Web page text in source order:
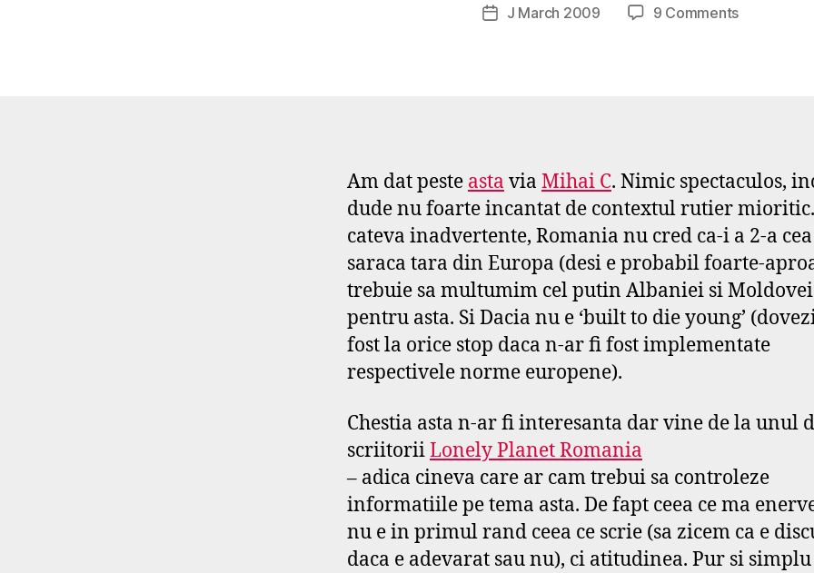
Post
author
d
PostJ March 2009 9 Commentson
Am dat peste asta via Mihai C. Nimic spectaculos,
dude nu foarte incantat de contextul rutier
cateva inadvertente, Romania nu cred ca-i a 2-a
saraca tara din Europa (desi e probabil foarte-
trebuie sa multumim cel putin Albaniei si Moldovei
pentru asta. Si Dacia nu e ‘built to die young’
fost la orice stop daca n-ar fi fost implementate
respectivele norme europene).
Chestia asta n-ar fi interesanta dar vine de la unul
scriitoriiLonely Planet Romania
– adica cineva care ar cam trebui sa controleze
informatiile pe tema asta. De fapt ceea ce ma
nu e in primul rand ceea ce scrie (sa zicem ca e
daca e adevarat sau nu), ci atitudinea. Pur si